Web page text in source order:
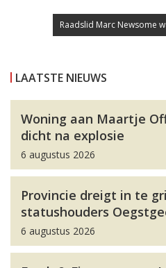
Raadslid Marc Newsome
LAATSTE NIEUWS
Woning aan Maartje
dicht na explosie
6 augustus 2026
Provincie dreigt in te
statushouders
6 augustus 2026